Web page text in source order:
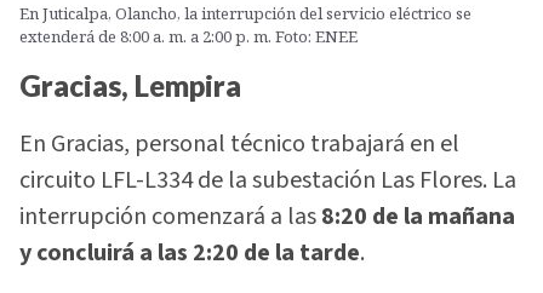
En Juticalpa, Olancho, la interrupción del servicio eléctrico se
extenderá de 8:00 a. m. a 2:00 p. m. Foto: ENEE
Gracias, Lempira
En Gracias, personal técnico trabajará en el
circuito LFL-L334 de la subestación Las Flores. La
interrupción comenzará a las8:20 de la mañana
y concluirá a las 2:20 de la tarde.